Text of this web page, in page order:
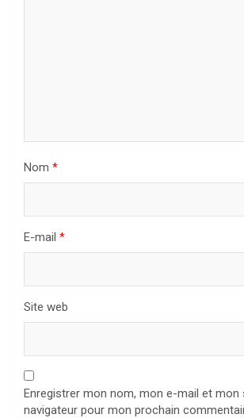
Nom *
E-mail *
Site web
Enregistrer mon nom, mon e-mail et mon
navigateur pour mon prochain